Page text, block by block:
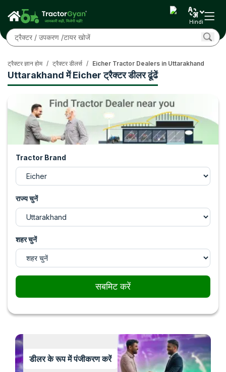
Hindi
Uttarakhand में Eicher ट्रैक्टर डीलर ढूंढें
ट्रैक्टर ज्ञान होम / ट्रैक्टर डीलर्स / Eicher Tractor Dealers in Uttarakhand
Tractor Brand
राज्य चुनें
शहर चुनें
सबमिट करें
डीलर के रूप में पंजीकरण करें